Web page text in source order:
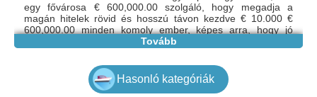
egy fővárosa € 600,000.00 szolgáló, hogy megadja a
magán hitelek rövid és hosszú távon kezdve € 10.000 €
600,000.00 minden komoly ember, képes arra, hogy jó
hasznát ennek a kölcsön annak possession.2% kamatot
nem akarom megsérteni a törvényt a usure. Ön is
fizet 5-10 év, vagy több mint összegnek megfelelően
Tovább
Hasonló kategóriák